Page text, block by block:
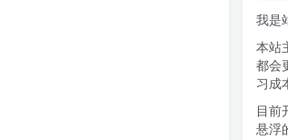
1
2
7
4
我是
本站
都会
习成
目前
悬浮